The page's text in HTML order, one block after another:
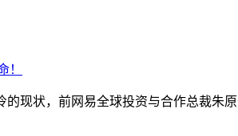
！
现状，前网易全球投资与合作总裁朱